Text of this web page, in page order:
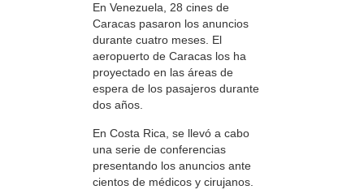
En Venezuela, 28 cines de
Caracas pasaron los anuncios
durante cuatro meses. El
aeropuerto de Caracas los ha
proyectado en las áreas de
espera de los pasajeros durante
dos años.
En Costa Rica, se llevó a cabo
una serie de conferencias
presentando los anuncios ante
cientos de médicos y cirujanos.